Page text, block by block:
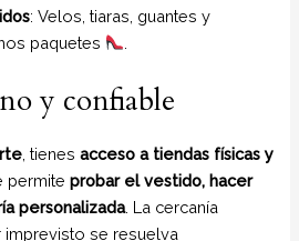
: Velos, tiaras, guantes y
paquetes
y confiable
, tienesacceso a tiendas físicas y
permiteprobar el vestido, hacer
personalizada. La cercanía
imprevisto se resuelva